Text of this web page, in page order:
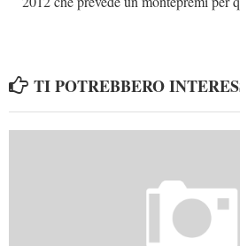
TI POTREBBERO